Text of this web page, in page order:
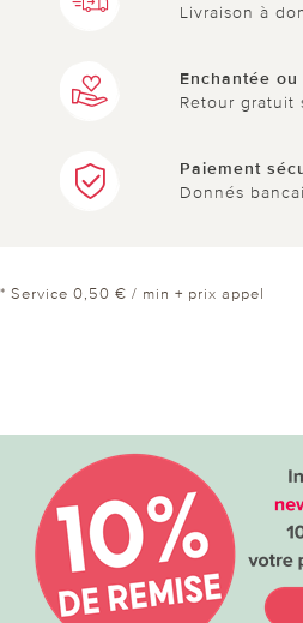
Livraison à
Enchantée
Retour gratuit
Paiement
Donnés
* Service 0,50 € / min + prix appel